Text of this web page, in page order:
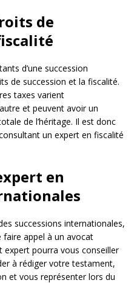
de
d’une succession
de succession et la fiscalité.
taxes varient
et peuvent avoir un
de l’héritage. Il est donc
un expert en fiscalité
en
successions internationales,
appel à un avocat
expert pourra vous conseiller
à rédiger votre testament,
et vous représenter lors du